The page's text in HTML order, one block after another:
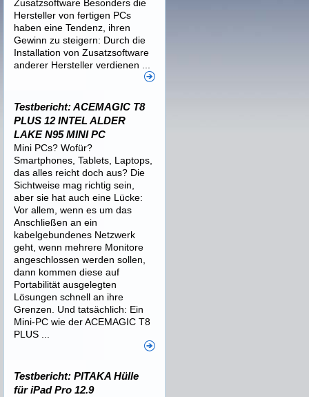
Zusatzsoftware Besonders die
Hersteller von fertigen PCs
haben eine Tendenz, ihren
Gewinn zu steigern: Durch die
Installation von Zusatzsoftware
anderer Hersteller verdienen ...
Testbericht: ACEMAGIC T8
PLUS 12 INTEL ALDER
LAKE N95 MINI PC
Mini PCs? Wofür?
Smartphones, Tablets, Laptops,
das alles reicht doch aus? Die
Sichtweise mag richtig sein,
aber sie hat auch eine Lücke:
Vor allem, wenn es um das
Anschließen an ein
kabelgebundenes Netzwerk
geht, wenn mehrere Monitore
angeschlossen werden sollen,
dann kommen diese auf
Portabilität ausgelegten
Lösungen schnell an ihre
Grenzen. Und tatsächlich: Ein
Mini-PC wie der ACEMAGIC T8
PLUS ...
Testbericht: PITAKA Hülle
für iPad Pro 12.9